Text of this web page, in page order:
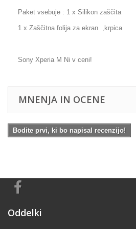
Paket vsebuje : 1 x Silikon zaščita
1 x Zaščitna folija za ekran ,krpica
Sony Xperia M Ni v ceni!
MNENJA IN OCENE
Bodite prvi, ki bo napisal recenzijo!
Oddelki